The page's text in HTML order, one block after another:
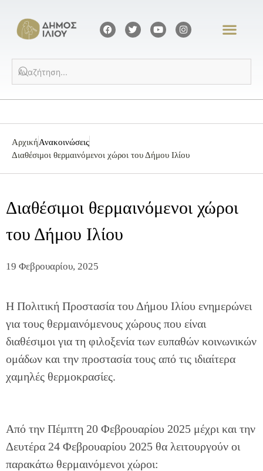
ΑρχικήΑνακοινώσεις
Διαθέσιμοι θερμαινόμενοι χώροι του Δήμου Ιλίου
Διαθέσιμοι θερμαινόμενοι χώροι
του Δήμου Ιλίου
19 Φεβρουαρίου, 2025
Η Πολιτική Προστασία του Δήμου Ιλίου ενημερώνει
για τους θερμαινόμενους χώρους που είναι
διαθέσιμοι για τη φιλοξενία των ευπαθών κοινωνικών
ομάδων και την προστασία τους από τις ιδιαίτερα
χαμηλές θερμοκρασίες.
Από την Πέμπτη 20 Φεβρουαρίου 2025 μέχρι και την
Δευτέρα 24 Φεβρουαρίου 2025 θα λειτουργούν οι
παρακάτω θερμαινόμενοι χώροι: